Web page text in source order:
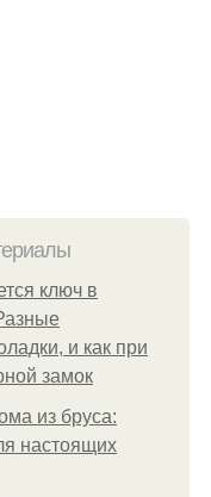
ключ в
и как при
замок
из бруса:
настоящих